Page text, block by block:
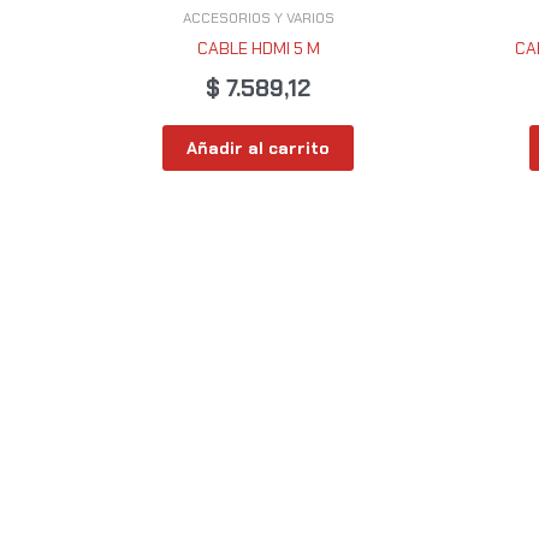
ACCESORIOS Y VARIOS
CABLE HDMI 5 M
$ 7.589,12
Añadir al carrito